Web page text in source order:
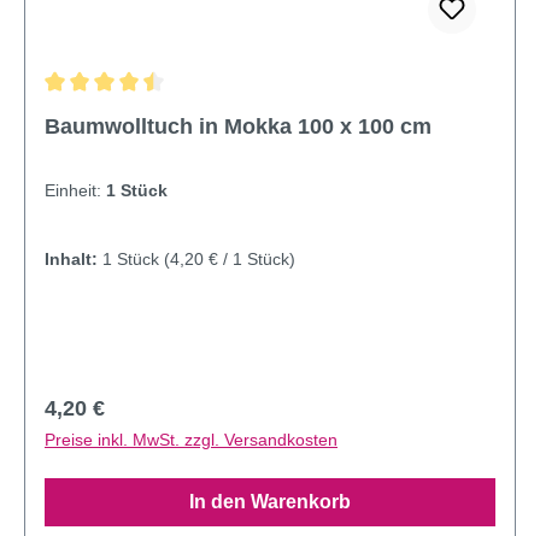
Baumwolltuch in Mokka 100 x 100 cm
Einheit: 1 Stück
Inhalt: 1 Stück (4,20 € / 1 Stück)
Regulärer Preis:
4,20 €
Preise inkl. MwSt. zzgl. Versandkosten
In den Warenkorb